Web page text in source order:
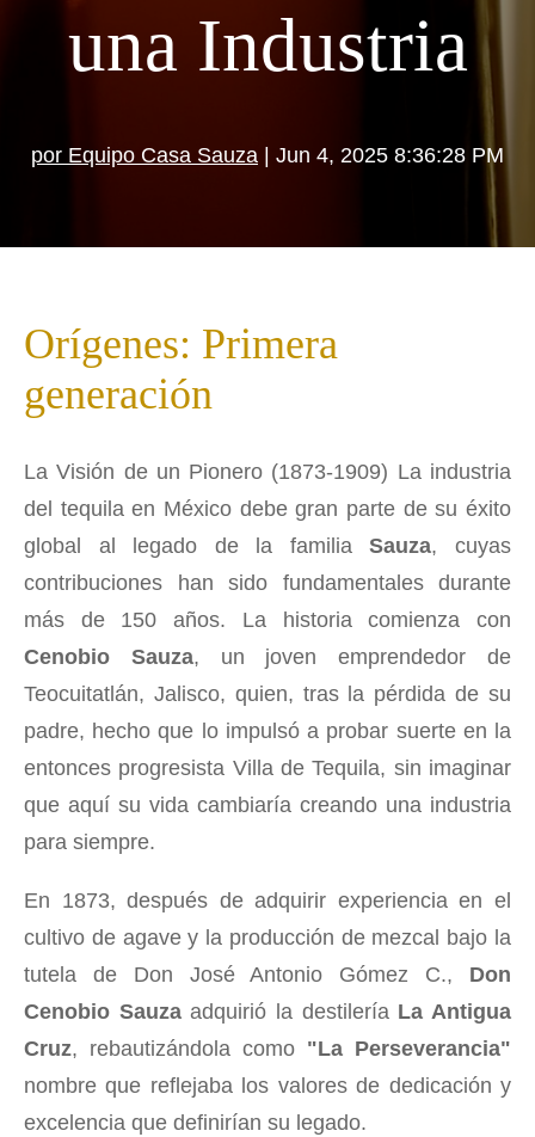
una Industria
por Equipo Casa Sauza | Jun 4, 2025 8:36:28 PM
Orígenes: Primera
generación
La Visión de un Pionero (1873-1909) La industria
del tequila en México debe gran parte de su éxito
global al legado de la familiaSauza, cuyas
contribuciones han sido fundamentales durante
más de 150 años. La historia comienza con
Cenobio Sauza, un joven emprendedor de
Teocuitatlán, Jalisco, quien, tras la pérdida de su
padre, hecho que lo impulsó a probar suerte en la
entonces progresista Villa de Tequila, sin imaginar
que aquí su vida cambiaría creando una industria
para siempre.
En 1873, después de adquirir experiencia en el
cultivo de agave y la producción de mezcal bajo la
tutela de Don José Antonio Gómez C., Don
Cenobio Sauzaadquirió la destilería La Antigua
Cruz, rebautizándola como "La Perseverancia"
nombre que reflejaba los valores de dedicación y
excelencia que definirían su legado.